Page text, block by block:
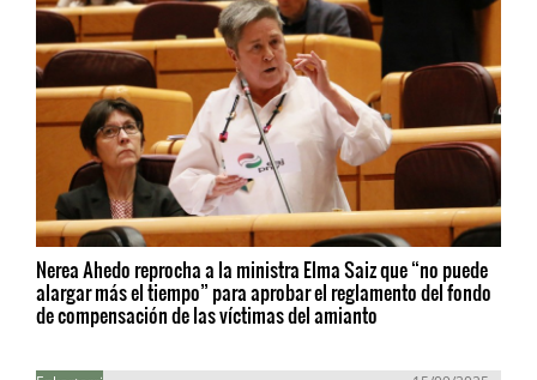
Nerea Ahedo reprocha a la ministra Elma Saiz que “no puede
alargar más el tiempo” para aprobar el reglamento del fondo
de compensación de las víctimas del amianto